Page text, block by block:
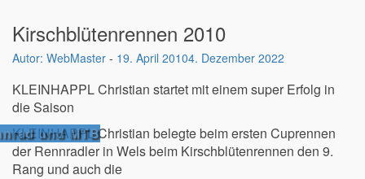
und MTB
Kirschblütenrennen 2010
WebMaster - 19. April 20104. Dezember 2022
KLEINHAPPL Christian startet mit einem super Erfolg in
die Saison
KLEINHAPPL Christian belegte beim ersten Cuprennen
der Rennradler in Wels beim Kirschblütenrennen den 9.
Rang und auch die